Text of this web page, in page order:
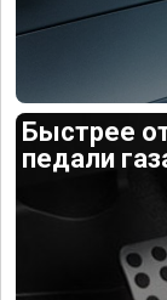
Быстрее
педали